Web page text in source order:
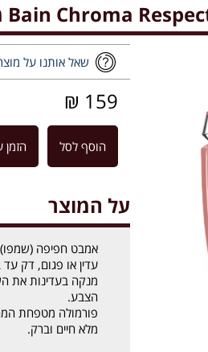
שאל אותנו על
159 ₪
הוסף לסל הזמן
על המוצר
אמבט חפיפה (שמפו)
עדין או פגום, דק עד
מנקה בעדינות את
הצבע.
פורמולה מטפחת
מלא חיים וברק.